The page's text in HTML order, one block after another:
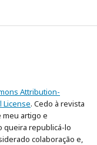
Attribution-
License. Cedo à revista
artigo e
queira republicá-lo
colaboração e,